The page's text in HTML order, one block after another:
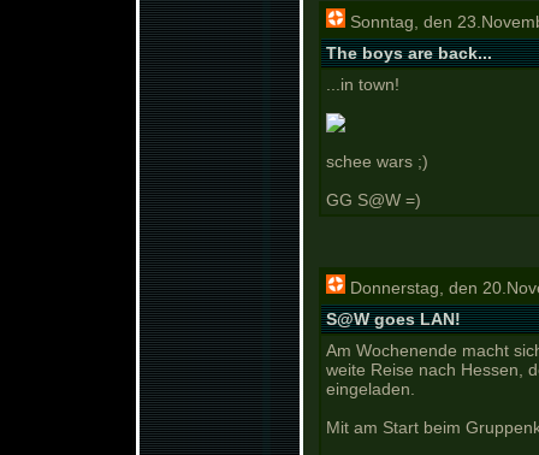
Sonntag, den
The boys are back...
...in town!
schee wars ;)
GG S@W =)
Donnerstag, den
S@W goes LAN!
Am Wochenende macht
weite Reise nach Hessen,
eingeladen.
Mit am Start beim